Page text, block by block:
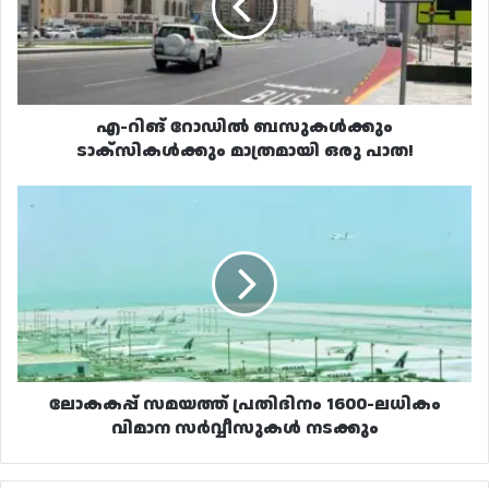
ടാക്സികൾക്കും
മാത്രമായി
ഒരു
എ-റിങ് റോഡിൽ ബസുകൾക്കും
ടാക്സികൾക്കും മാത്രമായി ഒരു പാത!
വിമാന
സർവ്വീസുകൾ
നടക്കും
ലോകകപ്പ് സമയത്ത് പ്രതിദിനം 1600-ലധികം
വിമാന സർവ്വീസുകൾ നടക്കും